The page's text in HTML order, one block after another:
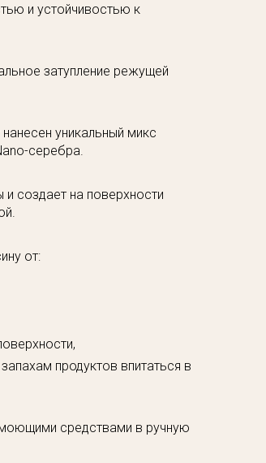
и устойчивостью к
затупление режущей
уникальный микс
серебра.
и создает на поверхности
от:
продуктов впитаться в
средствами в ручную